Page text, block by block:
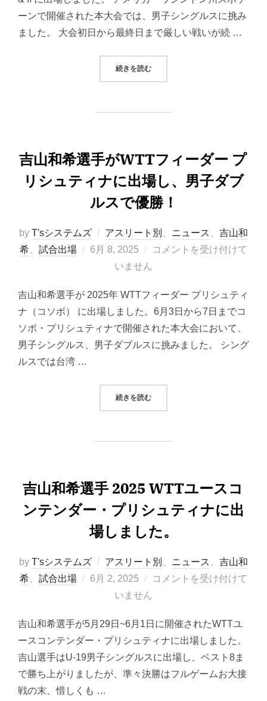
ーンで開催された本大会では、男子シングルスに挑み
ました。 大会初日から最終日まで厳しい戦いが続 …
続きを読む“吉山和希選手がWTTフィーダー
吉山和希選手がWTTフィーダー プ
リシュティナに出場し、男子ダブ
ルスで優勝！
by T'sシステムズ アスリート別 ニュース
吉山和
希
試合出場
投
6月 8, 2025
コメントを受け付けて
いません
吉山和希選手が 2025年 WTTフィーダー プリシュティ
ナ（コソボ） に出場しました。6月3日から7日までコ
ソボ・プリシュティナで開催された本大会において、
男子シングルス、男子ダブルスに挑みました。 シング
ルスでは台湾 …
続きを読む“吉山和希選手がWTTフィーダー
吉山和希選手 2025 WTTユースコ
ンテンダー・プリシュティナに出
場しました。
by T'sシステムズ アスリート別 ニュース
吉山和
希
試合出場
投
6月 2, 2025
コメントを受け付けて
いません
吉山和希選手が5月29日~6月1日に開催されたWTTユ
ースコンテンダー・プリシュティナに出場しました。
吉山選手はU-19男子シングルスに出場し、ベスト8ま
で勝ち上がりましたが、準々決勝はフルゲームお大接
戦の末、惜しくも …